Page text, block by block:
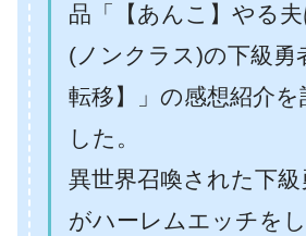
品「【あんこ】やる
(ノンクラス)の下級勇
転移】」の感想紹介を
した。
異世界召喚された下
がハーレムエッチを